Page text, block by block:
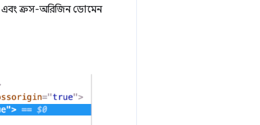
এবং ক্রস-অরিজিন ডোমেন